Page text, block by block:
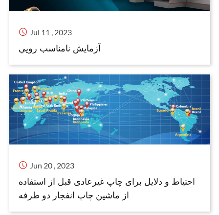
 Jul 11 , 2023
آزمايش نامناسب رويي
 Jun 20 , 2023
احتیاط و دلایل برای چاپ غیرعادی قبل از استفاده
از ماشین چاپ انفجار دو طرفه